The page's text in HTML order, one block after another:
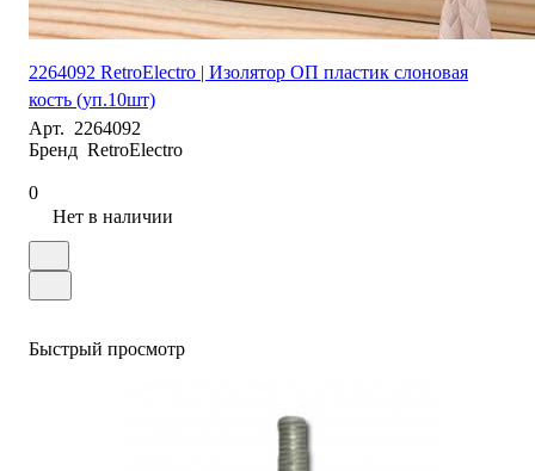
2264092 RetroElectro | Изолятор ОП пластик слоновая
кость (уп.10шт)
Арт. 2264092
Бренд RetroElectro
0
Нет в наличии
Быстрый просмотр